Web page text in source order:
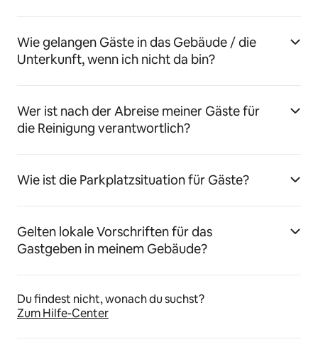
Wie gelangen Gäste in das Gebäude / die
Unterkunft, wenn ich nicht da bin?
Wer ist nach der Abreise meiner Gäste für
die Reinigung verantwortlich?
Wie ist die Parkplatzsituation für Gäste?
Gelten lokale Vorschriften für das
Gastgeben in meinem Gebäude?
Du findest nicht, wonach du suchst?
Zum Hilfe-Center